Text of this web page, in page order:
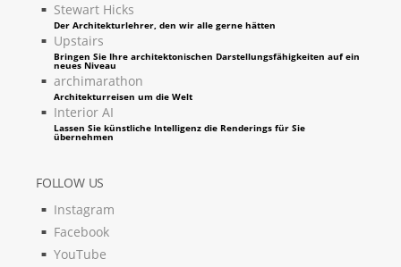
Stewart Hicks
Der Architekturlehrer, den wir alle gerne hätten
Upstairs
Bringen Sie Ihre architektonischen Darstellungsfähigkeiten auf ein
neues Niveau
archimarathon
Architekturreisen um die Welt
Interior AI
Lassen Sie künstliche Intelligenz die Renderings für Sie
übernehmen
FOLLOW US
Instagram
Facebook
YouTube